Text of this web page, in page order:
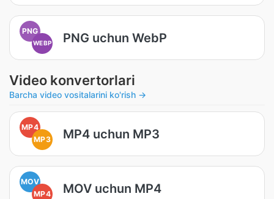
PNG
WEBP PNG uchun WebP
Video konvertorlari
Barcha video vositalarini ko'rish →
MP4
MP3
MP4 uchun MP3
MOV
MP4
MOV uchun MP4